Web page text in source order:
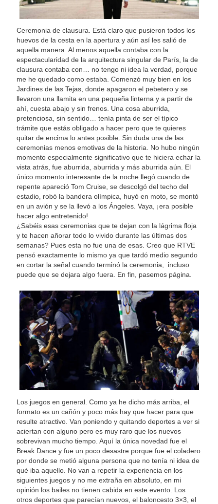
Ceremonia de clausura. Está claro que pusieron todos los
huevos de la cesta en la apertura y aún así les salió de
aquella manera. Al menos aquella contaba con la
espectacularidad de la arquitectura singular de París, la de
clausura contaba con… no tengo ni idea la verdad, porque
me he quedado como estaba. Comenzó muy bien en los
Jardines de las Tejas, donde apagaron el pebetero y se
llevaron una llamita en una pequeña linterna y a partir de
ahí, cuesta abajo y sin frenos. Una cosa aburrida,
pretenciosa, sin sentido… tenía pinta de ser el típico
trámite que estás obligado a hacer pero que te quieres
quitar de encima lo antes posible. Sin duda una de las
ceremonias menos emotivas de la historia. No hubo ningún
momento especialmente significativo que te hiciera echar la
vista atrás, fue aburrida, aburrida y más aburrida aún. El
único momento interesante de la noche llegó cuando de
repente apareció Tom Cruise, se descolgó del techo del
estadio, robó la bandera olímpica, huyó en moto, se montó
en un avión y se la llevó a los Ángeles. Vaya, ¡era posible
hacer algo entretenido!
¿Sabéis esas ceremonias que te dejan con la lágrima floja
y te hacen añorar todo lo vivido durante las últimas dos
semanas? Pues esta no fue una de esas. Creo que RTVE
pensó exactamente lo mismo ya que tardó medio segundo
en cortar la señal cuando terminó la ceremonia, incluso
puede que se dejara algo fuera. En fin, pasemos página.
Los juegos en general. Como ya he dicho más arriba, el
formato es un cañón y poco más hay que hacer para que
resulte atractivo. Van poniendo y quitando deportes a ver si
aciertan con alguno pero es muy raro que los nuevos
sobrevivan mucho tiempo. Aquí la única novedad fue el
Break Dance y fue un poco desastre porque fue el coladero
por donde se metió alguna persona que no tenía ni idea de
qué iba aquello. No van a repetir la experiencia en los
siguientes juegos y no me extraña en absoluto, en mi
opinión los bailes no tienen cabida en este evento. Los
otros deportes que parecían nuevos, el baloncesto 3×3, el